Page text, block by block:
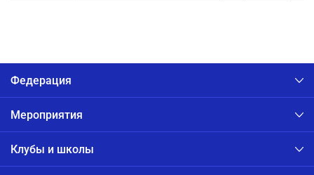
Федерация
Мероприятия
Клубы и школы